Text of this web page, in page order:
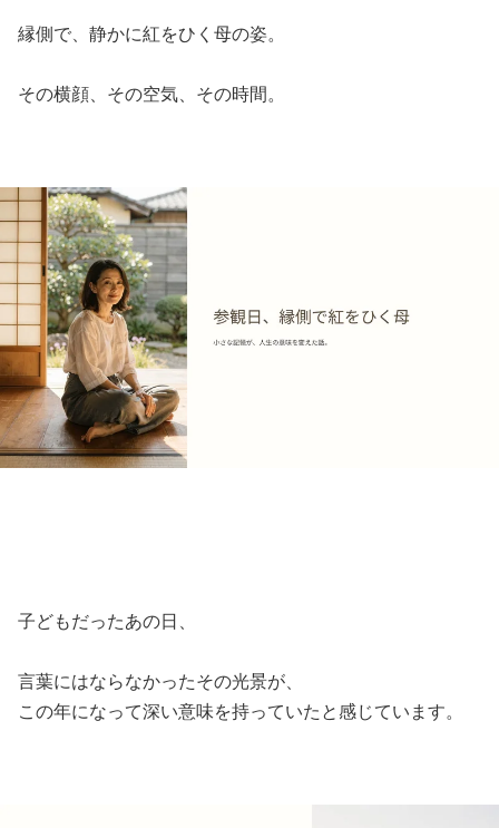
縁側で、静かに紅をひく母の姿。
その横顔、その空気、その時間。
子どもだったあの日、
言葉にはならなかったその光景が、
この年になって深い意味を持っていたと感じています。